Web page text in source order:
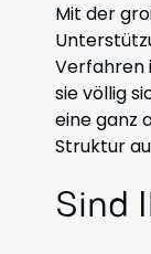
Mit der
Verfahren
sie völlig
eine ganz
Struktur
Sind